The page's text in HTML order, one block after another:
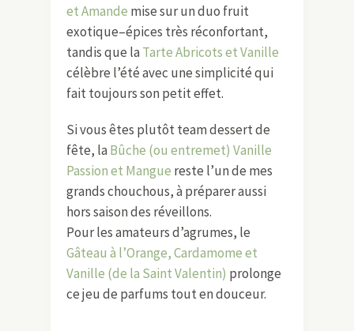
et Amande mise sur un duo fruit
exotique–épices très réconfortant,
tandis que la Tarte Abricots et Vanille
célèbre l’été avec une simplicité qui
fait toujours son petit effet.
Si vous êtes plutôt team dessert de
fête, la Bûche (ou entremet) Vanille
Passion et Mangue reste l’un de mes
grands chouchous, à préparer aussi
hors saison des réveillons.
Pour les amateurs d’agrumes, le
Gâteau à l’Orange, Cardamome et
Vanille (de la Saint Valentin) prolonge
ce jeu de parfums tout en douceur.